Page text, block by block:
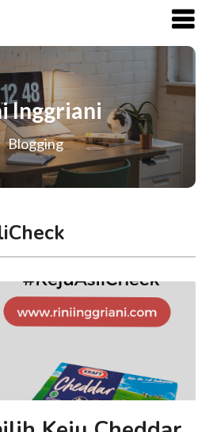
Inggriani
Blogging